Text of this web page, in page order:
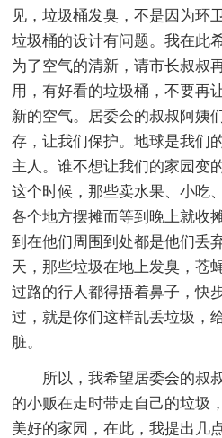
见，垃圾桶发臭，不是因为环
垃圾桶的设计有问题。我在此
为了空气的清新，请市长叔叔
用，有好看的垃圾桶，不要再
新的空气。居委会的叔叔阿姨
存，让我们保护。地球是我们
主人。谁不想让我们的家园变
这个时候，那些卖水果、小吃
各个地方摆摊而等到晚上就收
到在他们周围到处都是他们丢
天，那些垃圾在地上发臭，苍
过路的行人都得捂着鼻子，快
过，就是你们这样乱丢垃圾，
脏。
所以，我希望居委会的叔
的小贩在走时带走自己的垃圾
美好的家园，在此，我提出几